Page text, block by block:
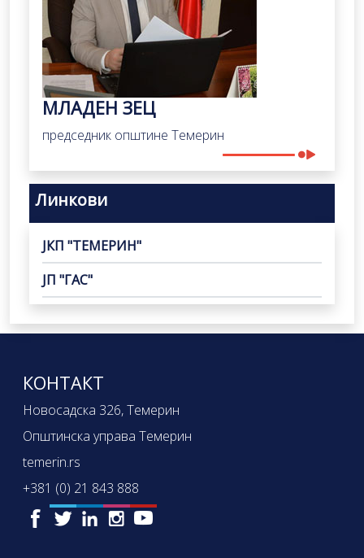
МЛАДЕН ЗЕЦ
председник општине Темерин
Линкови
ЈКП "ТЕМЕРИН"
ЈП "ГАС"
КОНТАКТ
Новосадска 326, Темерин
Општинска управа Темерин
temerin.rs
+381 (0) 21 843 888